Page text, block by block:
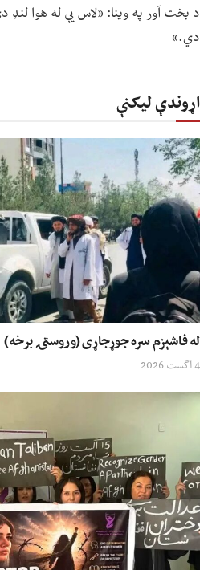
د بخت آور په وینا: «لاس یې له هوا لنډ
دي.»
اړوندې لیکنې
له فاشېزم سره جوړجاړی (وروستۍ برخه)
4 اگست 2026